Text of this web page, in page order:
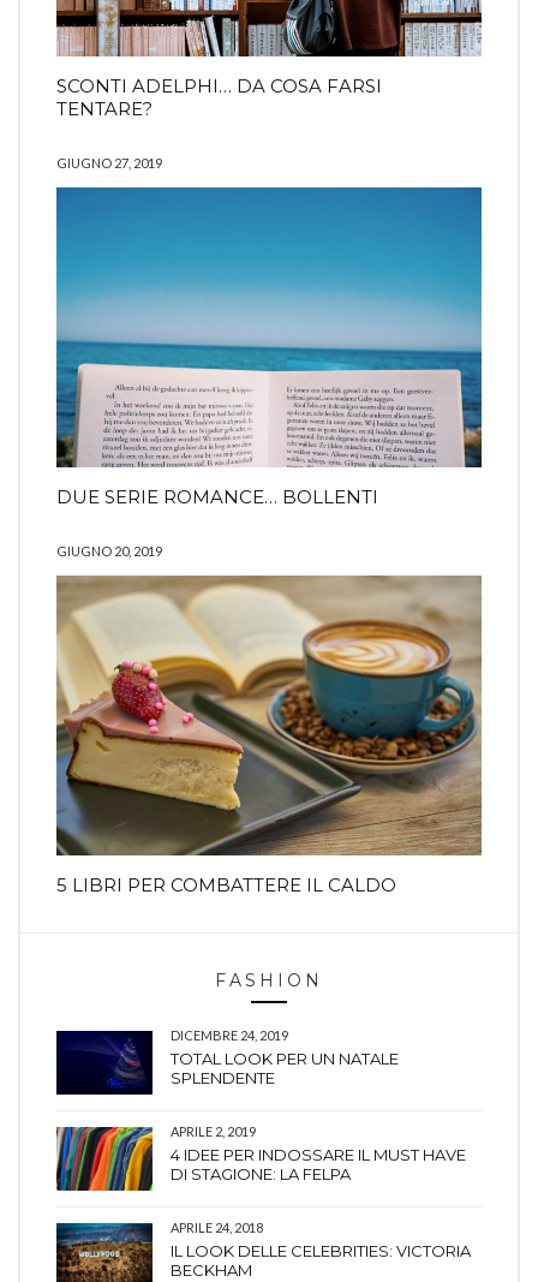
SCONTI ADELPHI… DA COSA FARSI
TENTARE?
GIUGNO 27, 2019
DUE SERIE ROMANCE… BOLLENTI
GIUGNO 20, 2019
5 LIBRI PER COMBATTERE IL CALDO
FASHION
DICEMBRE 24, 2019
TOTAL LOOK PER UN NATALE
SPLENDENTE
APRILE 2, 2019
4 IDEE PER INDOSSARE IL MUST HAVE
DI STAGIONE: LA FELPA
APRILE 24, 2018
IL LOOK DELLE CELEBRITIES: VICTORIA
BECKHAM